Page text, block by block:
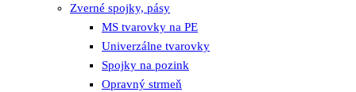
Zverné spojky, pásy
MS tvarovky na PE
Univerzálne tvarovky
Spojky na pozink
Opravný strmeň